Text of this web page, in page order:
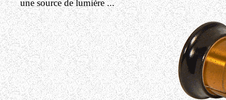
une source de lumière ...